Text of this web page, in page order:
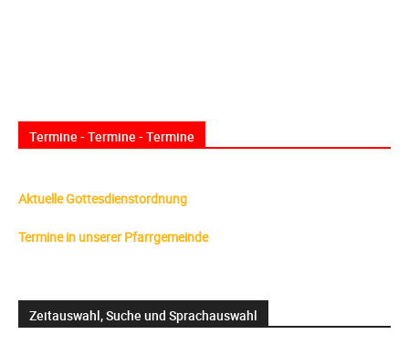
Termine - Termine - Termine
Aktuelle Gottesdienstordnung
Termine in unserer Pfarrgemeinde
Zeitauswahl, Suche und Sprachauswahl